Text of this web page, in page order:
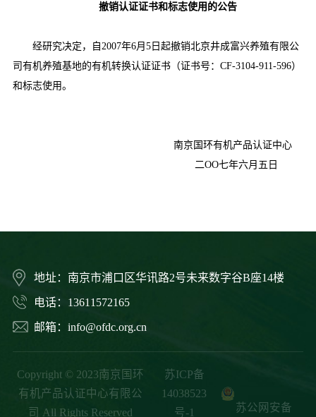
撤销认证证书和标志使用的公告
经研究决定，自 2007年6月 5日起撤销北京井成富兴养殖有限公
司有机养殖基地的有机转换认证证书（证书号： CF-3104-911-596）
和标志使用。
南京国环有机产品认证中心
二OO七年六月五日
地址：南京市浦口区华讯路2号未来数字谷B座14楼
电话：13611572165
邮箱：info@ofdc.org.cn
Copyright © 2023南京国环
有机产品认证中心有限公
司 All Rights Reserved
苏ICP备
14038523
号-1
苏公网安备